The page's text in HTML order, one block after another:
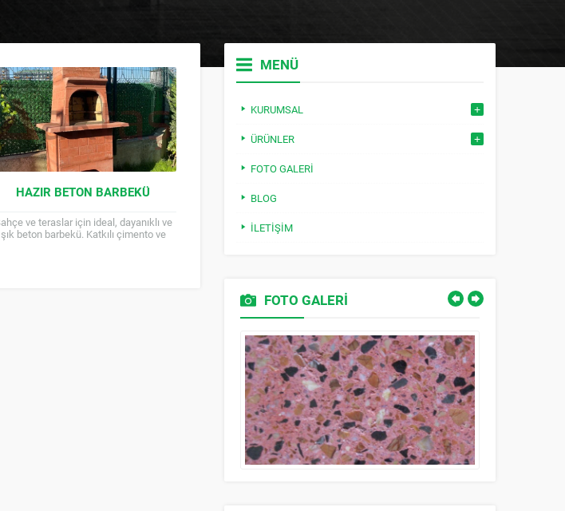
HAZIR BETON BARBEKÜ
ve teraslar için ideal, dayanıklı ve
şık beton barbekü. Katkılı çimento ve
MENÜ
KURUMSAL
ÜRÜNLER
FOTO GALERI
BLOG
İLETIŞIM
FOTO GALERİ